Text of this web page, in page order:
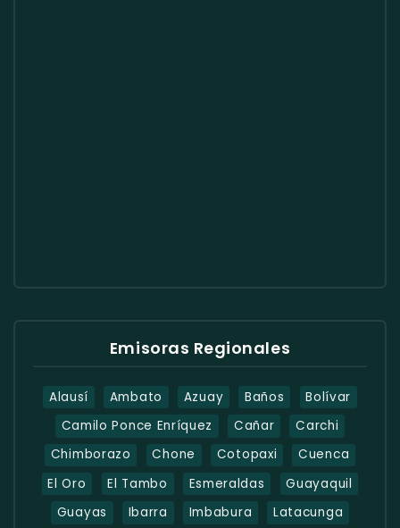
Emisoras Regionales
Alausí Ambato Azuay Baños
Bolívar
Camilo Ponce Enríquez
Cañar
Carchi
Chimborazo
Chone Cotopaxi
Cuenca
El Oro
El Tambo Esmeraldas
Guayaquil
Guayas
Ibarra Imbabura Latacunga